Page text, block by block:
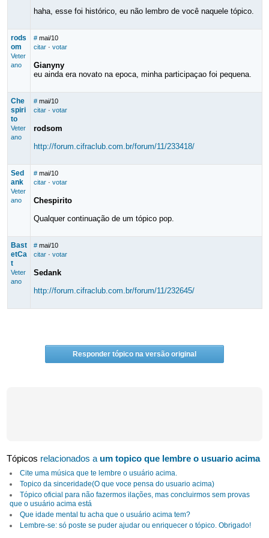
haha, esse foi histórico, eu não lembro de você naquele tópico.
rods
om
Veter
ano
# mai/10
citar· votar
Gianyny
eu ainda era novato na epoca, minha participaçao foi pequena.
Che
spiri
to
Veter
ano
# mai/10
citar· votar
rodsom
http://forum.cifraclub.com.br/forum/11/233418/
Sed
ank
Veter
ano
# mai/10
citar· votar
Chespirito
Qualquer continuação de um tópico pop.
Bast
etCa
t
Veter
ano
# mai/10
citar· votar
Sedank
http://forum.cifraclub.com.br/forum/11/232645/
Responder tópico na versão original
Tópicos relacionados a um topico que lembre o usuario acima
Cite uma música que te lembre o usuário acima.
Topico da sinceridade(O que voce pensa do usuario acima)
Tópico oficial para não fazermos ilações, mas concluirmos sem provas
que o usuário acima está
Que idade mental tu acha que o usuário acima tem?
Lembre-se: só poste se puder ajudar ou enriquecer o tópico. Obrigado!